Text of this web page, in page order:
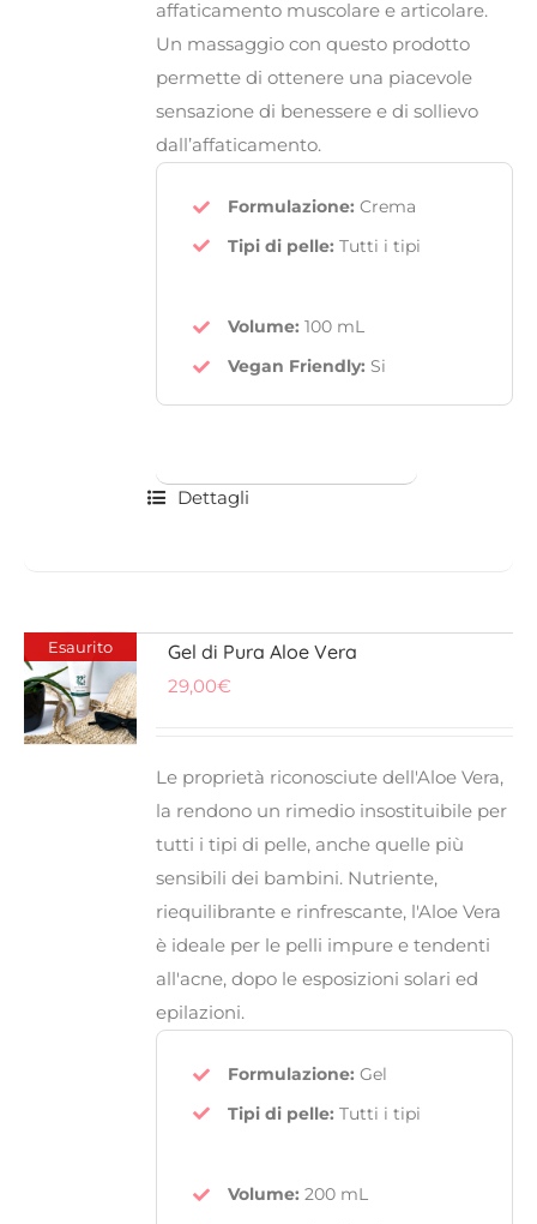
affaticamento muscolare e articolare.
Un massaggio con questo prodotto
permette di ottenere una piacevole
sensazione di benessere e di sollievo
dall’affaticamento.
Formulazione: Crema
Tipi di pelle: Tutti i tipi
Volume: 100 mL
Vegan Friendly: Si
Dettagli
Esaurito Gel di Pura Aloe Vera
29,00€
Le proprietà riconosciute dell'Aloe Vera,
la rendono un rimedio insostituibile per
tutti i tipi di pelle, anche quelle più
sensibili dei bambini. Nutriente,
riequilibrante e rinfrescante, l'Aloe Vera
è ideale per le pelli impure e tendenti
all'acne, dopo le esposizioni solari ed
epilazioni.
Formulazione: Gel
Tipi di pelle: Tutti i tipi
Volume: 200 mL